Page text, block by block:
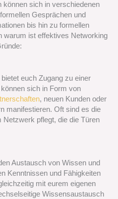
können sich in verschiedenen
Gesprächen und
bis hin zu formellen
warum ist effektives Networking
euch Zugang zu einer
sich in Form von
, neuen Kunden oder
manifestieren. Oft sind es die
Netzwerk pflegt, die die Türen
Austausch von Wissen und
Kenntnissen und Fähigkeiten
mit eurem eigenen
Wissensaustausch